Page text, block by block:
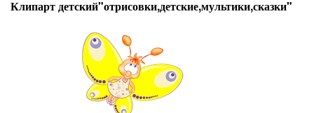
Клипарт детский"отрисовки,детские,мультики,сказки"